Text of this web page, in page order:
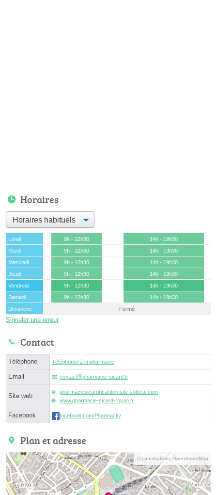
Horaires
Lundi 9h - 12h30
14h - 19h30
Mardi
9h - 12h30
14h - 19h30
Mercredi
9h - 12h30
14h - 19h30
Jeudi
9h - 12h30
14h - 19h30
Vendredi
9h - 12h30
14h - 19h30
Samedi
9h - 12h30
14h - 19h30
Dimanche
Fermé
Signaler une erreur
Contact
Téléphone Téléphoner à la pharmacie
Email contactⓐpharmacie-sicard.fr
Site web
pharmaciesicardricardon.site-solocal.com
www.pharmacie-sicard-royan.fr
Facebook facebook.com/Pharmactiv
Plan et adresse
© contributeurs OpenStreetMap